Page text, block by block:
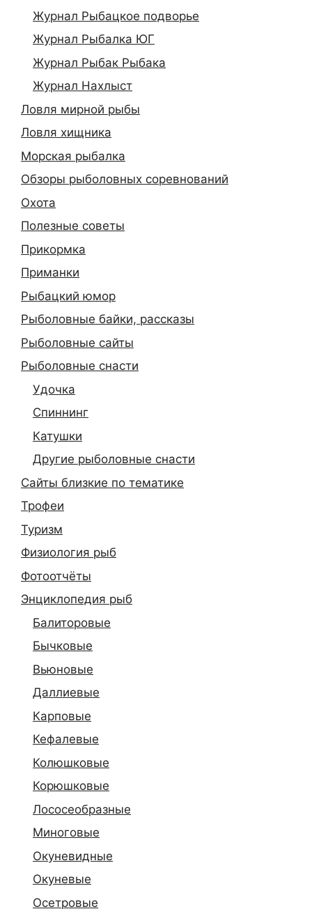
Журнал Рыбацкое подворье
Журнал Рыбалка ЮГ
Журнал Рыбак Рыбака
Журнал Нахлыст
Ловля мирной рыбы
Ловля хищника
Морская рыбалка
Обзоры рыболовных соревнований
Охота
Полезные советы
Прикормка
Приманки
Рыбацкий юмор
Рыболовные байки, рассказы
Рыболовные сайты
Рыболовные снасти
Удочка
Спиннинг
Катушки
Другие рыболовные снасти
Сайты близкие по тематике
Трофеи
Туризм
Физиология рыб
Фотоотчёты
Энциклопедия рыб
Балиторовые
Бычковые
Вьюновые
Даллиевые
Карповые
Кефалевые
Колюшковые
Корюшковые
Лососеобразные
Миноговые
Окуневидные
Окуневые
Осетровые